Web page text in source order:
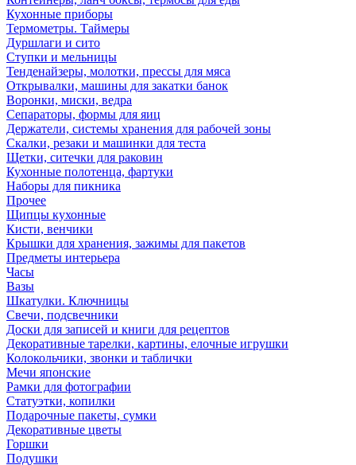
Кухонные приборы
Термометры. Таймеры
Дуршлаги и сито
Ступки и мельницы
Тенденайзеры, молотки, прессы для мяса
Открывалки, машины для закатки банок
Воронки, миски, ведра
Сепараторы, формы для яиц
Держатели, системы хранения для рабочей зоны
Скалки, резаки и машинки для теста
Щетки, ситечки для раковин
Кухонные полотенца, фартуки
Наборы для пикника
Прочее
Щипцы кухонные
Кисти, венчики
Крышки для хранения, зажимы для пакетов
Предметы интерьера
Часы
Вазы
Шкатулки. Ключницы
Свечи, подсвечники
Доски для записей и книги для рецептов
Декоративные тарелки, картины, елочные игрушки
Колокольчики, звонки и таблички
Мечи японские
Рамки для фотографии
Статуэтки, копилки
Подарочные пакеты, сумки
Декоративные цветы
Горшки
Подушки